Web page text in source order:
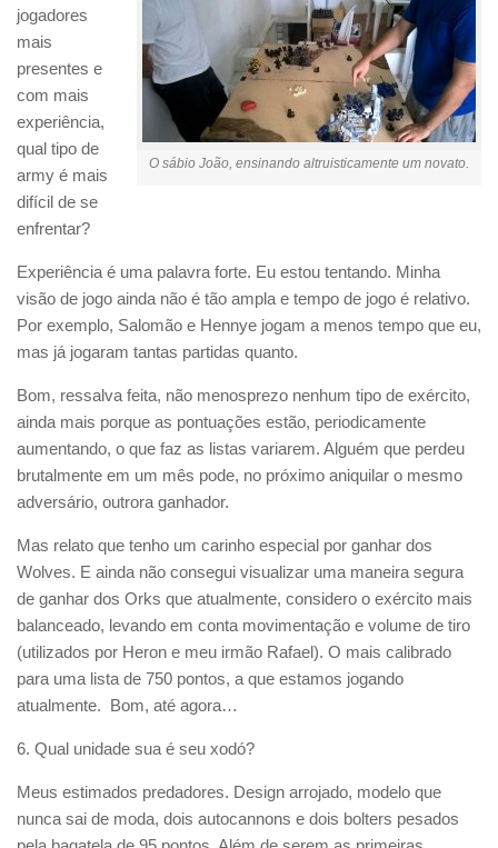
O sábio João, ensinando altruisticamente um novato.
jogadores
mais
presentes e
com mais
experiência,
qual tipo de
army é mais
difícil de se
enfrentar?
Experiência é uma palavra forte. Eu estou tentando. Minha
visão de jogo ainda não é tão ampla e tempo de jogo é relativo.
Por exemplo, Salomão e Hennye jogam a menos tempo que eu,
mas já jogaram tantas partidas quanto.
Bom, ressalva feita, não menosprezo nenhum tipo de exército,
ainda mais porque as pontuações estão, periodicamente
aumentando, o que faz as listas variarem. Alguém que perdeu
brutalmente em um mês pode, no próximo aniquilar o mesmo
adversário, outrora ganhador.
Mas relato que tenho um carinho especial por ganhar dos
Wolves. E ainda não consegui visualizar uma maneira segura
de ganhar dos Orks que atualmente, considero o exército mais
balanceado, levando em conta movimentação e volume de tiro
(utilizados por Heron e meu irmão Rafael). O mais calibrado
para uma lista de 750 pontos, a que estamos jogando
atualmente. Bom, até agora…
6. Qual unidade sua é seu xodó?
Meus estimados predadores. Design arrojado, modelo que
nunca sai de moda, dois autocannons e dois bolters pesados